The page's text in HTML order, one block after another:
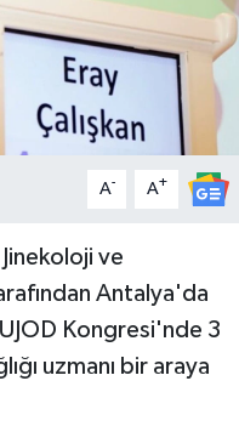
A- A+
ve
Antalya'da
Kongresi'nde 3
uzmanı bir araya